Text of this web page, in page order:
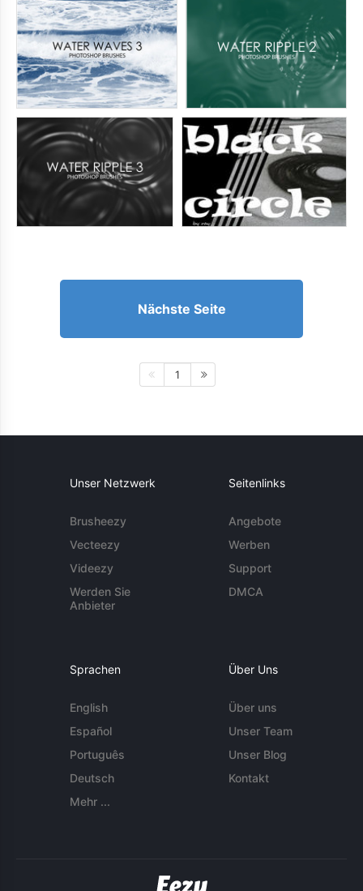
Nächste Seite
1
Unser Netzwerk
Brusheezy
Vecteezy
Videezy
Werden Sie
Anbieter
Seitenlinks
Angebote
Werben
Support
DMCA
Sprachen
English
Español
Português
Deutsch
Mehr ...
Über Uns
Über uns
Unser Team
Unser Blog
Kontakt